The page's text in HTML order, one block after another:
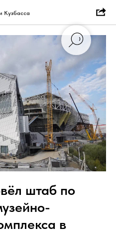
Кузбасса
штаб по
в